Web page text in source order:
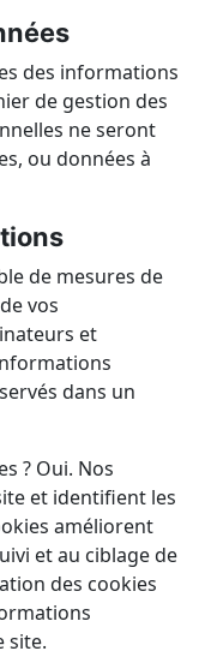
des informations
de gestion des
ne seront
ou données à
de mesures de
vos
et
dans un
? Oui. Nos
et identifient les
améliorent
et au ciblage de
des cookies
site.